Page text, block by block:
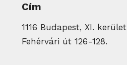
Cím
1116 Budapest, XI. kerület
Fehérvári út 126-128.